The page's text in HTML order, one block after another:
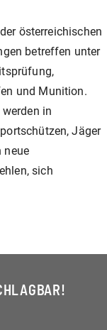
österreichischen
betreffen unter
und Munition.
in
Jäger
neue
sich